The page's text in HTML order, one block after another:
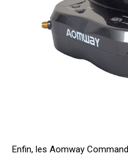
Enfin, les Aomway